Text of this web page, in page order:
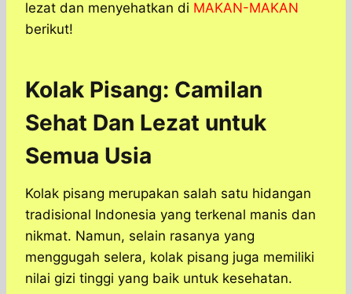
lezat dan menyehatkan di MAKAN-MAKAN
berikut!
Kolak Pisang: Camilan
Sehat Dan Lezat untuk
Semua Usia
Kolak pisang merupakan salah satu hidangan
tradisional Indonesia yang terkenal manis dan
nikmat. Namun, selain rasanya yang
menggugah selera, kolak pisang juga memiliki
nilai gizi tinggi yang baik untuk kesehatan.